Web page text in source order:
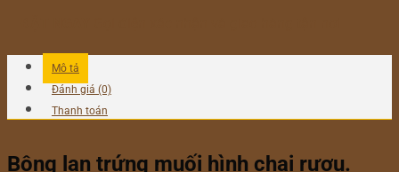
Mô tả
Đánh giá (0)
Thanh toán
Bông lan trứng muối hình chai rượu.